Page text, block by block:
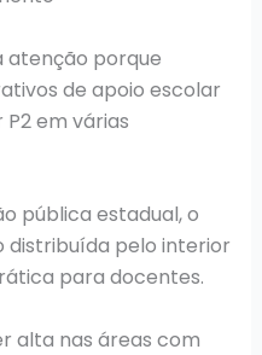
atenção porque
de apoio escolar
em várias
pública estadual, o
distribuída pelo interior
para docentes.
alta nas áreas com